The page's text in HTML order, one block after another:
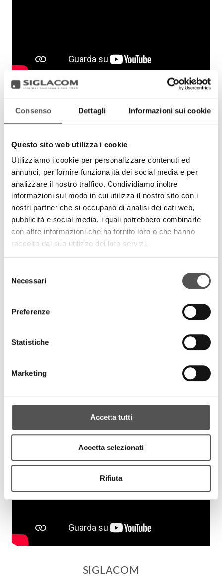
Consenso Dettagli Informazioni sui cookie
Questo sito web utilizza i cookie
Utilizziamo i cookie per personalizzare contenuti ed
annunci, per fornire funzionalità dei social media e per
analizzare il nostro traffico. Condividiamo inoltre
informazioni sul modo in cui utilizza il nostro sito con i
nostri partner che si occupano di analisi dei dati web,
pubblicità e social media, i quali potrebbero combinarle
con altre informazioni che ha fornito loro o che hanno
raccolto dal suo utilizzo dei loro servizi.
delNecessari
Preferenze
Statistiche
Marketing
Accetta tutti
Accetta selezionati
Rifiuta
SIGLACOM